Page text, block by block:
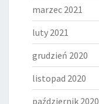
marzec 2021
luty 2021
grudzień 2020
listopad 2020
październik 2020